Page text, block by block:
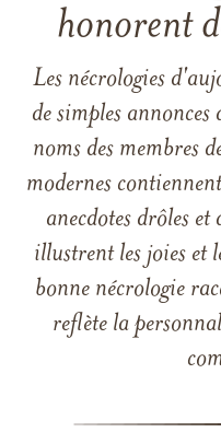
honorent
Les nécrologies
de simples
noms des membres
modernes
anecdotes drôles
illustrent les joies et
bonne nécrologie
reflète la